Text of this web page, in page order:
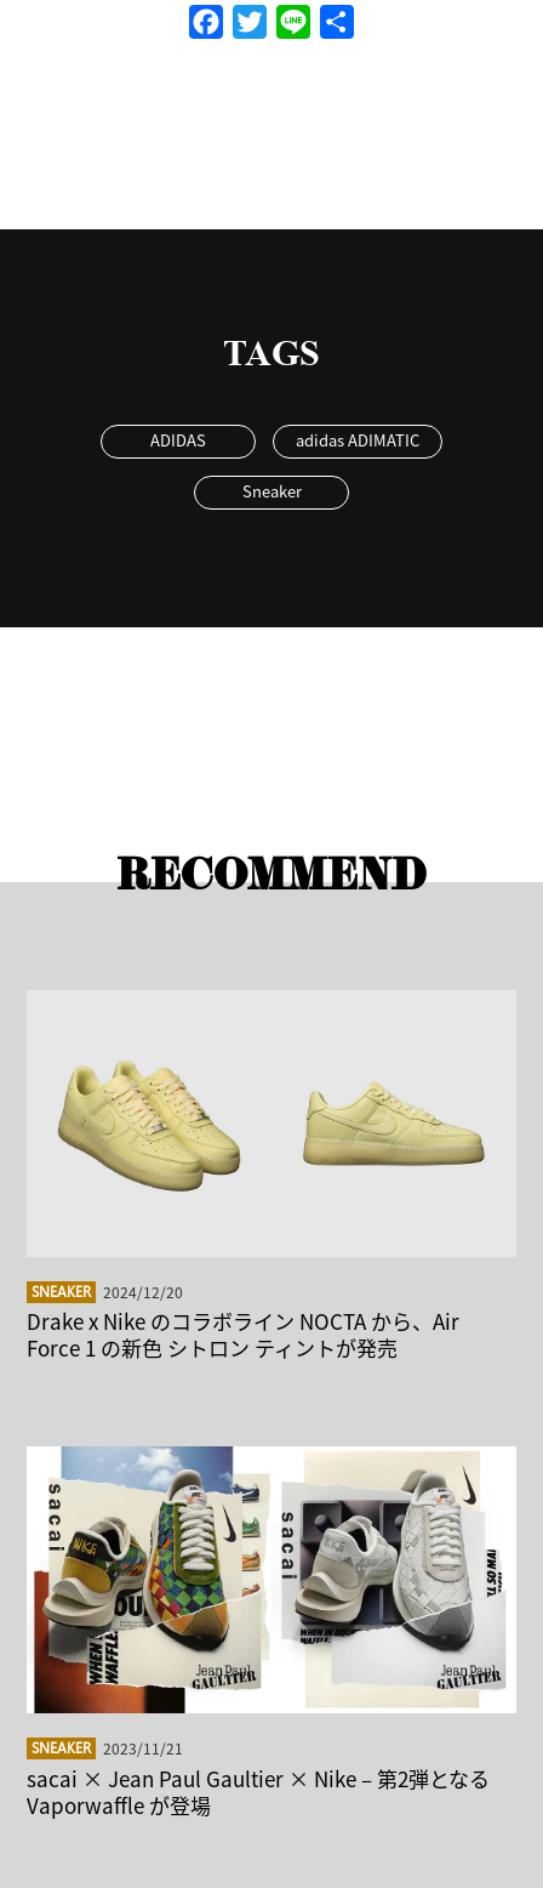
FacebookTwitterLine
TAGS
ADIDAS adidas ADIMATIC
Sneaker
RECOMMEND
SNEAKER 2024/12/20
Drake x Nike のコラボライン NOCTA から、Air
Force 1 の新色 シトロン ティントが発売
SNEAKER 2023/11/21
sacai × Jean Paul Gaultier × Nike – 第2弾となる
Vaporwaffle が登場